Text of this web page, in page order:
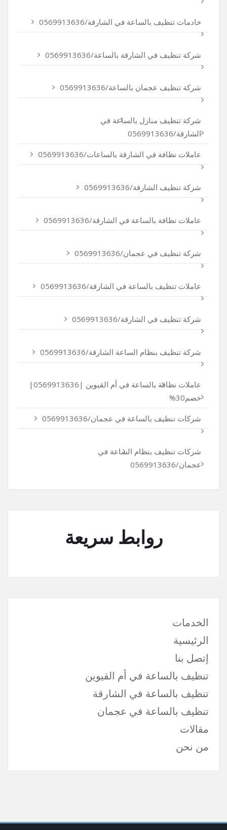
خادمات تنظيف بالساعة في الشارقة/0569913636
شركة تنظيف في الشارقة بالساعة/0569913636
شركة تنظيف عجمان بالساعة/0569913636
شركة تنظيف منازل بالساعة في
الشارقة/0569913636
عاملات نظافة في الشارقة بالساعات/0569913636
شركة تنظيف الشارقة/0569913636
عاملات نظافة بالساعة في الشارقة/0569913636
شركة تنظيف في عجمان/0569913636
عاملات تنظيف بالساعة في الشارقة/0569913636
شركة تنظيف في الشارقة/0569913636
شركة تنظيف بنظام الساعة الشارقة/0569913636
عاملات نظافة بالساعة في أم القيوين |0569913636|
خصم30%
شركات تنظيف بالساعة في عجمان/0569913636
شركات تنظيف بنظام الساعة في
عجمان/0569913636
روابط سريعة
الخدمات
الرئيسية
إتصل بنا
تنظيف بالساعة في أم القيوين
تنظيف بالساعة في الشارقة
تنظيف بالساعة في عجمان
مقالات
من نحن